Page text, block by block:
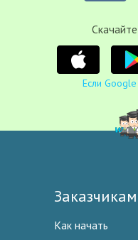
Если
Заказчикам
Как начать